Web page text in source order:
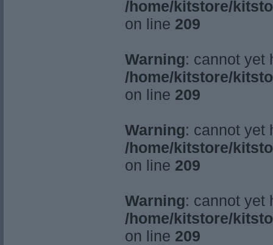
/home/kitstore/
on line 209
Warning: cannot yet
/home/kitstore/
on line 209
Warning: cannot yet
/home/kitstore/
on line 209
Warning: cannot yet
/home/kitstore/
on line 209